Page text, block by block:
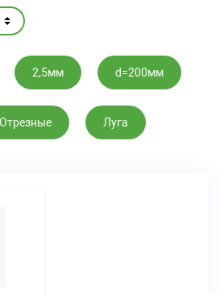
2,5мм d=200мм
Отрезные Луга